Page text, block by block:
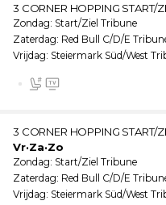
leeftijdsgrenzen vindt u
Dit ticket is geldig op:
Onoverdekte tribune
Genummerde
Video muur
3 CORNER HOPPING START/
Zondag Start/Ziel Tribune
Zaterdag Red Bull C/D/E
Vrijdag Steiermark Süd/West
Ticketinformatie:
Dit ticket is geldig op:
Onoverdekte tribune
Genummerde
3 CORNER HOPPING START/
Vr·Za·Zo
Zondag Start/Ziel Tribune
Zaterdag Red Bull C/D/E
Vrijdag Steiermark Süd/West